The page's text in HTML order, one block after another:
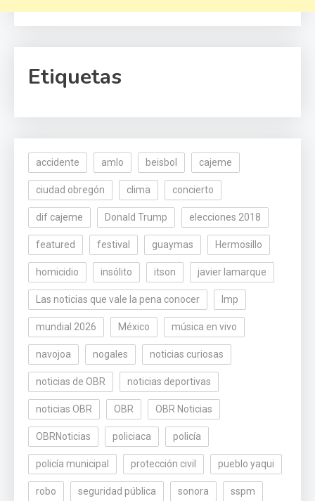
Etiquetas
accidente amlo beisbol cajeme
ciudad obregón clima concierto
dif cajeme Donald Trump elecciones 2018
featured festival guaymas Hermosillo
homicidio insólito itson javier lamarque
Las noticias que vale la pena conocer lmp
mundial 2026 México música en vivo
navojoa nogales noticias curiosas
noticias de OBR noticias deportivas
noticias OBR OBR OBR Noticias
OBRNoticias policiaca policía
policía municipal protección civil pueblo yaqui
robo seguridad pública sonora sspm